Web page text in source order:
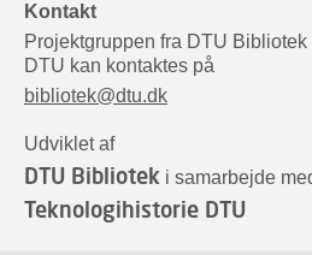
Kontakt
Projektgruppen fra DTU
DTU kan kontaktes på
bibliotek@dtu.dk
Udviklet af
DTU Bibliotek i samarbejde
Teknologihistorie DTU